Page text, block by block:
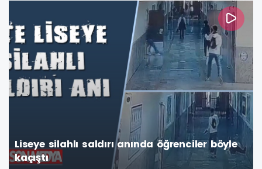
Liseye silahlı saldırı anında öğrenciler böyle
kaçıştı